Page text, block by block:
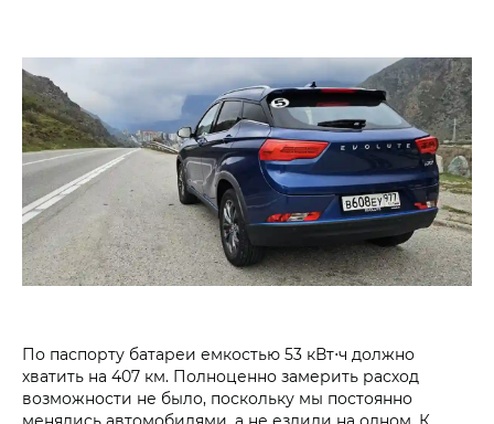
По паспорту батареи емкостью 53 кВт⋅ч должно
хватить на 407 км. Полноценно замерить расход
возможности не было, поскольку мы постоянно